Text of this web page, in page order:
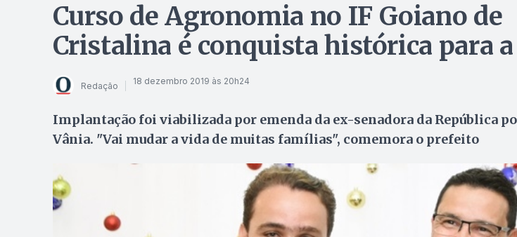
Curso de Agronomia no IF Goiano de
Cristalina é conquista histórica para a
Redação 18 dezembro 2019 às 20h24
Implantação foi viabilizada por emenda da ex-senadora da República
Vânia. "Vai mudar a vida de muitas famílias", comemora o prefeito